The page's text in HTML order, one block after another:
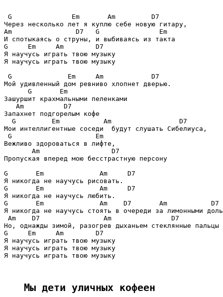
G               Em       Am         D7
Через несколько лет я куплю себе новую гитару,
Am                D7   G               Em
И спотыкаясь о струны, и выбиваясь из такта
G     Em     Am        D7
Я научусь играть твою музыку
Я научусь играть твою музыку
G              Em     Am            D7
Мой удивленный дом ревниво хлопнет дверью.
      G       Em
Зашуршит крахмальными пеленками
   Am          D7
Запахнет подгорелым кофе
  G         Em           Am                 D7
Мои интеллигентные соседи  будут слушать Сибелиуса,
G                     Em
Вежливо здороваться в лифте,
       Am                  D7
Пропуская вперед мою бесстрастную персону
G       Em              Am     D7
Я никогда не научусь рисовать.
G       Em              Am     D7
Я никогда не научусь любить.
G       Em              Am    D7       Am           D7
Я никогда не научусь стоять в очереди за лимонными
Am    D7                Am               D7
Но, однажды зимой, разогрев дыханьем стеклянные пальцы
G     Em     Am        D7
Я научусь играть твою музыку
Я научусь играть твою музыку
Я научусь играть твою музыку
Мы дети уличных кофеен